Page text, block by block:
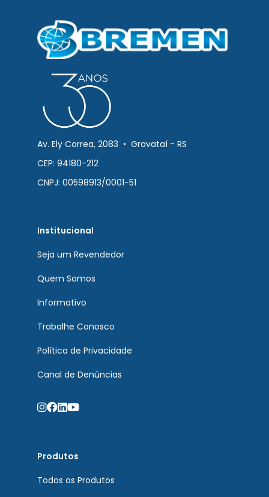
Av. Ely Correa, 2083 • Gravataí - RS
CEP: 94180-212
CNPJ: 00598913/0001-51
Institucional
Seja um Revendedor
Quem Somos
Informativo
Trabalhe Conosco
Política de Privacidade
Canal de Denúncias
Produtos
Todos os Produtos